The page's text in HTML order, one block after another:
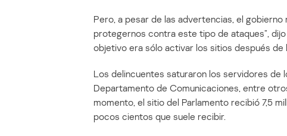
Pero, a pesar de las advertencias, el
protegernos contra este tipo de ataques”,
objetivo era sólo activar los sitios después de
Los delincuentes saturaron los servidores de
Departamento de Comunicaciones, entre
momento, el sitio del Parlamento recibió 7,5
pocos cientos que suele recibir.